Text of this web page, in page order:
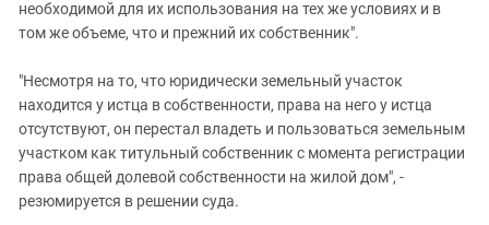
необходимой для их использования на тех же условиях и в
том же объеме, что и прежний их собственник".
"Несмотря на то, что юридически земельный участок
находится у истца в собственности, права на него у истца
отсутствуют, он перестал владеть и пользоваться земельным
участком как титульный собственник с момента регистрации
права общей долевой собственности на жилой дом", -
резюмируется в решении суда.